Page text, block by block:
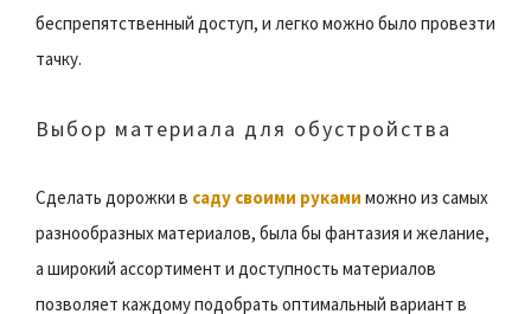
беспрепятственный доступ, и легко можно было провезти
тачку.
Выбор материала для обустройства
Сделать дорожки в саду своими руками можно из самых
разнообразных материалов, была бы фантазия и желание,
а широкий ассортимент и доступность материалов
позволяет каждому подобрать оптимальный вариант в